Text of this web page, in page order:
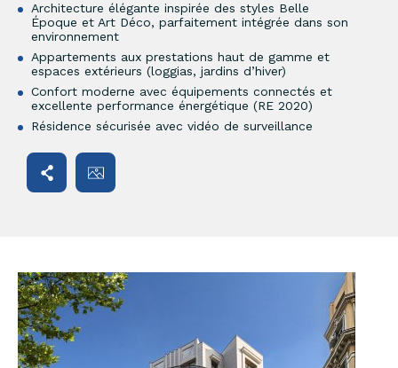
Architecture élégante inspirée des styles Belle
Époque et Art Déco, parfaitement intégrée dans son
environnement
Appartements aux prestations haut de gamme et
espaces extérieurs (loggias, jardins d’hiver)
Confort moderne avec équipements connectés et
excellente performance énergétique (RE 2020)
Résidence sécurisée avec vidéo de surveillance